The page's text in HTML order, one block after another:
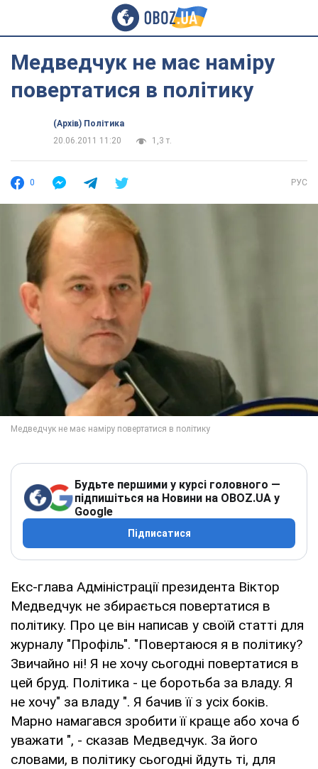
Медведчук не має наміру
повертатися в політику
(Архів) Політика
20.06.2011 11:20
1,3 т.
0 РУС
Будьте першими у курсі головного —
підпишіться на Новини на OBOZ.UA у
Google
Підписатися
Екс-глава Адміністрації президента Віктор
Медведчук не збирається повертатися в
політику. Про це він написав у своїй статті для
журналу "Профіль". "Повертаюся я в політику?
Звичайно ні! Я не хочу сьогодні повертатися в
цей бруд. Політика - це боротьба за владу. Я
не хочу" за владу ". Я бачив її з усіх боків.
Марно намагався зробити її краще або хоча б
уважати ", - сказав Медведчук. За його
словами, в політику сьогодні йдуть ті, для